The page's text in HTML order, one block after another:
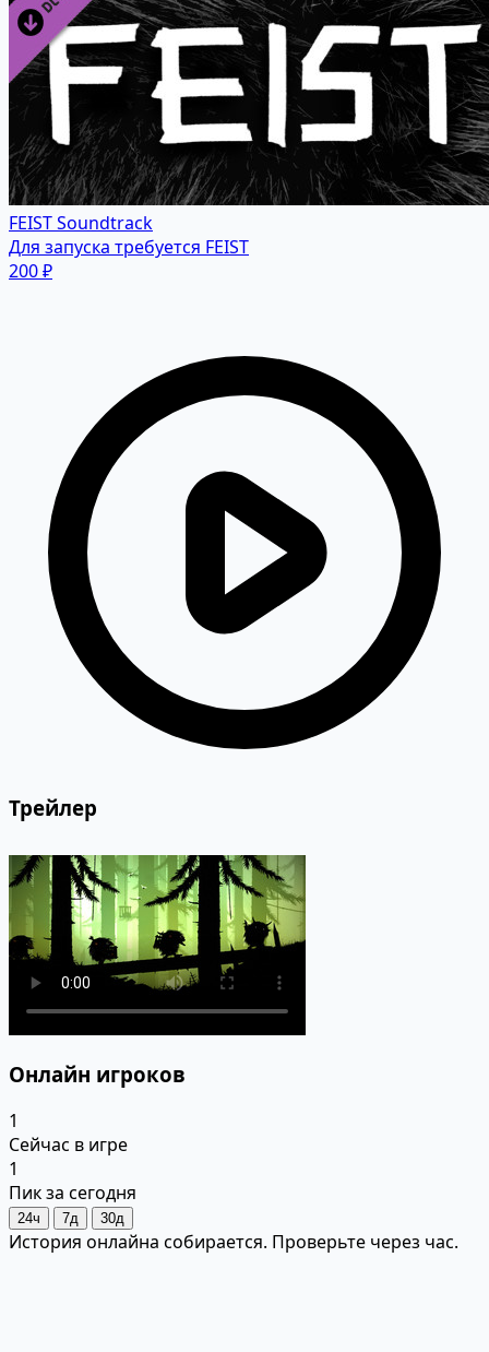
FEIST Soundtrack
Для запуска требуется FEIST
200 ₽
Трейлер
Онлайн игроков
1
Сейчас в игре
1
Пик за сегодня
24ч 7д 30д
История онлайна собирается. Проверьте через час.